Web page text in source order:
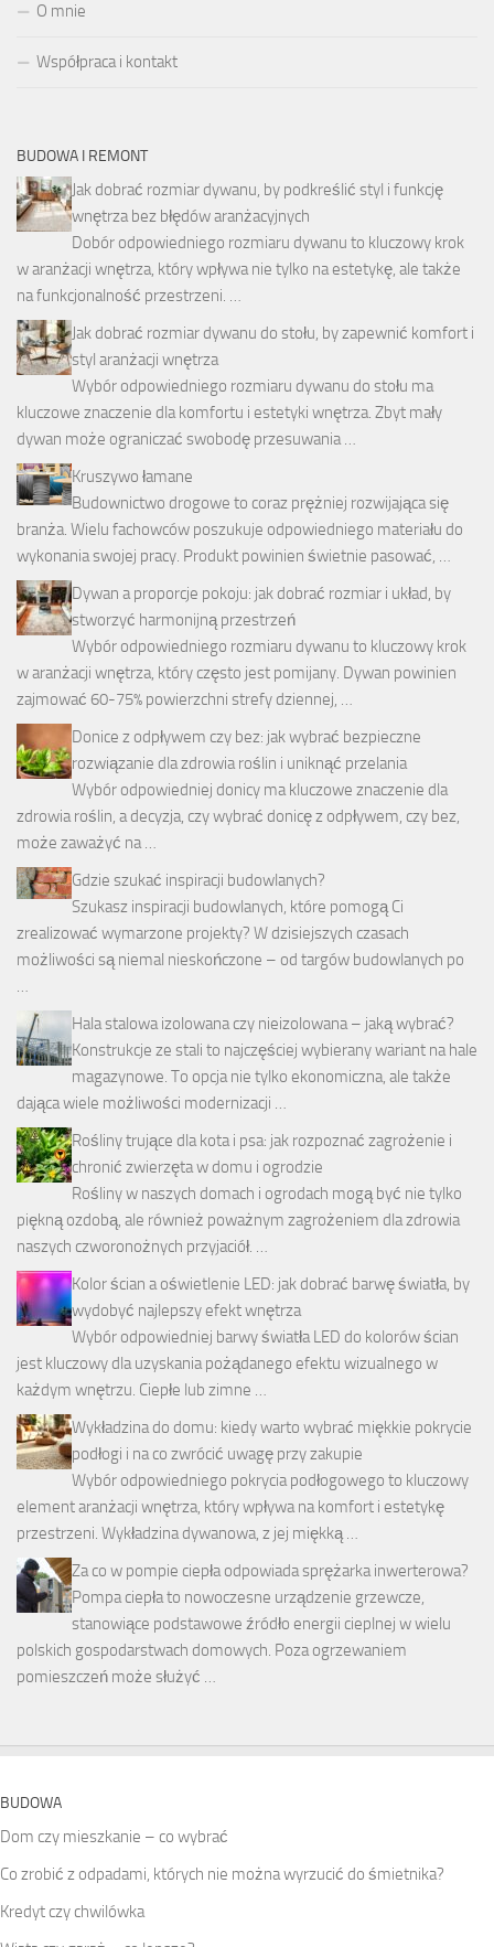
O mnie
Współpraca i kontakt
BUDOWA I REMONT
Jak dobrać rozmiar dywanu, by podkreślić styl i funkcję
wnętrza bez błędów aranżacyjnych
Dobór odpowiedniego rozmiaru dywanu to kluczowy krok
w aranżacji wnętrza, który wpływa nie tylko na estetykę, ale także
na funkcjonalność przestrzeni. …
Jak dobrać rozmiar dywanu do stołu, by zapewnić komfort i
styl aranżacji wnętrza
Wybór odpowiedniego rozmiaru dywanu do stołu ma
kluczowe znaczenie dla komfortu i estetyki wnętrza. Zbyt mały
dywan może ograniczać swobodę przesuwania …
Kruszywo łamane
Budownictwo drogowe to coraz prężniej rozwijająca się
branża. Wielu fachowców poszukuje odpowiedniego materiału do
wykonania swojej pracy. Produkt powinien świetnie pasować, …
Dywan a proporcje pokoju: jak dobrać rozmiar i układ, by
stworzyć harmonijną przestrzeń
Wybór odpowiedniego rozmiaru dywanu to kluczowy krok
w aranżacji wnętrza, który często jest pomijany. Dywan powinien
zajmować 60-75% powierzchni strefy dziennej, …
Donice z odpływem czy bez: jak wybrać bezpieczne
rozwiązanie dla zdrowia roślin i uniknąć przelania
Wybór odpowiedniej donicy ma kluczowe znaczenie dla
zdrowia roślin, a decyzja, czy wybrać donicę z odpływem, czy bez,
może zaważyć na …
Gdzie szukać inspiracji budowlanych?
Szukasz inspiracji budowlanych, które pomogą Ci
zrealizować wymarzone projekty? W dzisiejszych czasach
możliwości są niemal nieskończone – od targów budowlanych po
…
Hala stalowa izolowana czy nieizolowana – jaką wybrać?
Konstrukcje ze stali to najczęściej wybierany wariant na hale
magazynowe. To opcja nie tylko ekonomiczna, ale także
dająca wiele możliwości modernizacji …
Rośliny trujące dla kota i psa: jak rozpoznać zagrożenie i
chronić zwierzęta w domu i ogrodzie
Rośliny w naszych domach i ogrodach mogą być nie tylko
piękną ozdobą, ale również poważnym zagrożeniem dla zdrowia
naszych czworonożnych przyjaciół. …
Kolor ścian a oświetlenie LED: jak dobrać barwę światła, by
wydobyć najlepszy efekt wnętrza
Wybór odpowiedniej barwy światła LED do kolorów ścian
jest kluczowy dla uzyskania pożądanego efektu wizualnego w
każdym wnętrzu. Ciepłe lub zimne …
Wykładzina do domu: kiedy warto wybrać miękkie pokrycie
podłogi i na co zwrócić uwagę przy zakupie
Wybór odpowiedniego pokrycia podłogowego to kluczowy
element aranżacji wnętrza, który wpływa na komfort i estetykę
przestrzeni. Wykładzina dywanowa, z jej miękką …
Za co w pompie ciepła odpowiada sprężarka inwerterowa?
Pompa ciepła to nowoczesne urządzenie grzewcze,
stanowiące podstawowe źródło energii cieplnej w wielu
polskich gospodarstwach domowych. Poza ogrzewaniem
pomieszczeń może służyć …
BUDOWA
Dom czy mieszkanie – co wybrać
Co zrobić z odpadami, których nie można wyrzucić do śmietnika?
Kredyt czy chwilówka